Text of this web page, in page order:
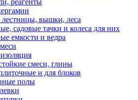
реагенты
вышки, леса
садовые тачки и колеса для них
емкости и ведра
смеси, глины
и для блоков
полы